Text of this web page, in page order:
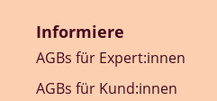
Informiere
AGBs für Expert:innen
AGBs für Kund:innen